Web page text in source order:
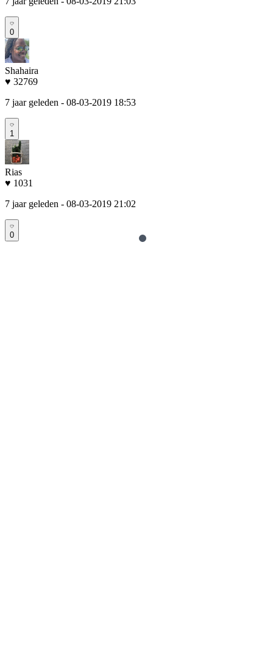
0
Shahaira
♥ 32769
7 jaar geleden - 08-03-2019 18:53
1
Rias
♥ 1031
7 jaar geleden - 08-03-2019 21:02
0